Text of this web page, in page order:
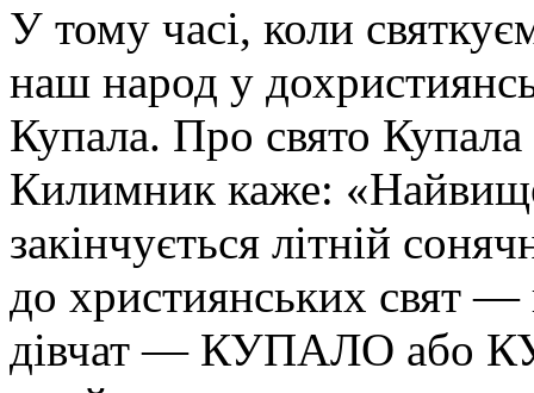
У тому часі, коли
наш народ у
Купала. Про свято
Килимник каже:
закінчується літній
до християнських свят —
дівчат — КУПАЛО або